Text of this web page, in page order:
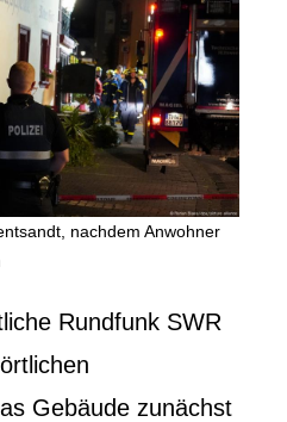
nachdem Anwohner
Rundfunk SWR
Gebäude zunächst